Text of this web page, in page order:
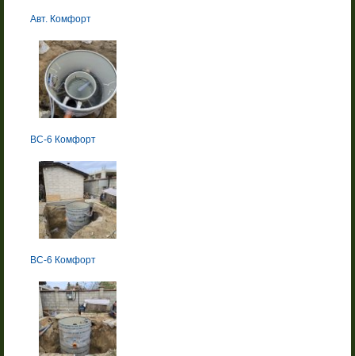
Авт. Комфорт
BC-6 Комфорт
BC-6 Комфорт